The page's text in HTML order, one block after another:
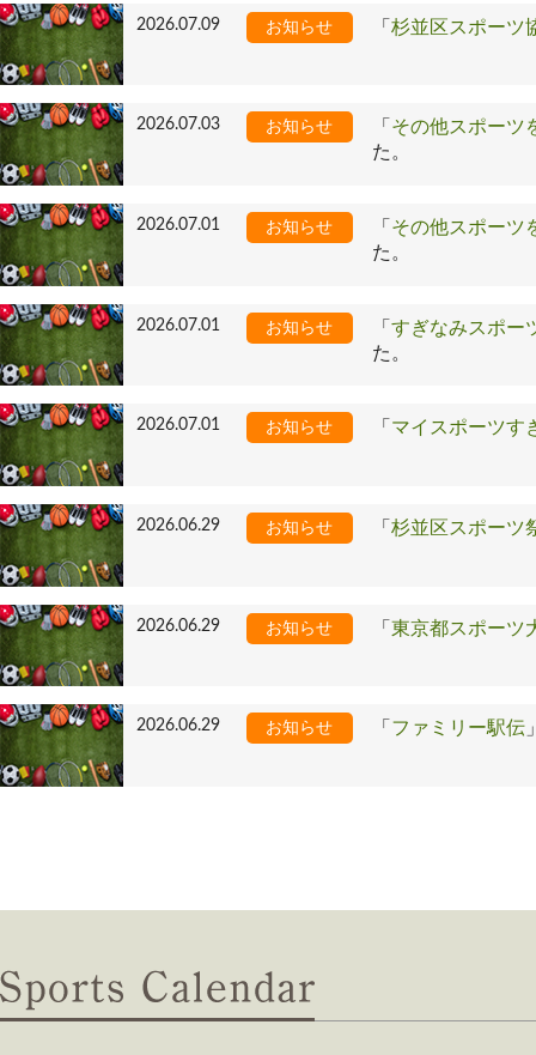
2026.07.09 お知らせ 「杉並区スポーツ
2026.07.03 お知らせ 「 その他スポーツ
た。
2026.07.01 お知らせ 「 その他スポーツ
た。
2026.07.01 お知らせ 「すぎなみスポー
た。
2026.07.01 お知らせ 「 マイスポーツす
2026.06.29 お知らせ 「杉並区スポーツ
2026.06.29 お知らせ 「東京都スポーツ
2026.06.29 お知らせ 「 ファミリー駅伝